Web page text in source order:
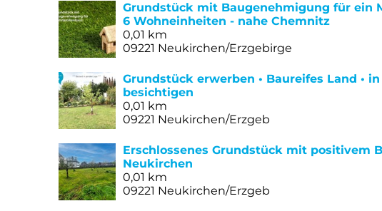
Grundstück mit Baugenehmigung für ein
6 Wohneinheiten - nahe Chemnitz
0,01 km
09221 Neukirchen/Erzgebirge
Grundstück erwerben • Baureifes Land •
besichtigen
0,01 km
09221 Neukirchen/Erzgeb
Erschlossenes Grundstück mit positivem
Neukirchen
0,01 km
09221 Neukirchen/Erzgeb